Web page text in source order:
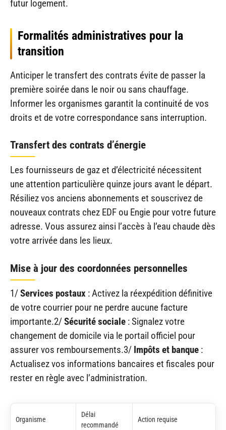
futur logement.
Formalités administratives pour la
transition
Anticiper le transfert des contrats évite de passer la
première soirée dans le noir ou sans chauffage.
Informer les organismes garantit la continuité de vos
droits et de votre correspondance sans interruption.
Transfert des contrats d’énergie
Les fournisseurs de gaz et d’électricité nécessitent
une attention particulière quinze jours avant le départ.
Résiliez vos anciens abonnements et souscrivez de
nouveaux contrats chez EDF ou Engie pour votre future
adresse. Vous assurez ainsi l’accès à l’eau chaude dès
votre arrivée dans les lieux.
Mise à jour des coordonnées personnelles
1/Services postaux : Activez la réexpédition définitive
de votre courrier pour ne perdre aucune facture
importante.2/Sécurité sociale : Signalez votre
changement de domicile via le portail officiel pour
assurer vos remboursements.3/ Impôts et banque :
Actualisez vos informations bancaires et fiscales pour
rester en règle avec l’administration.
Organisme
Délai
recommandé
Action requise